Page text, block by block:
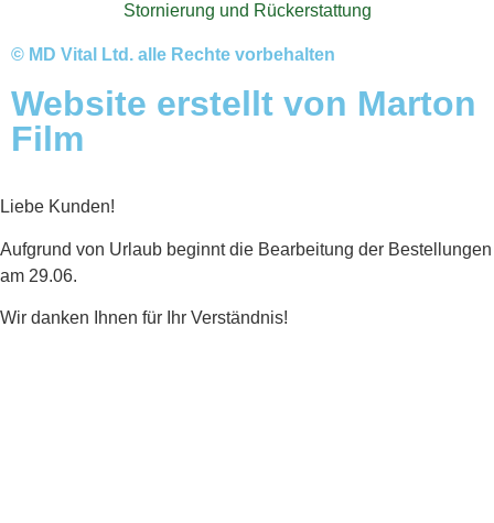
Stornierung und Rückerstattung
© MD Vital Ltd. alle Rechte vorbehalten
Website erstellt von Marton
Film
Liebe Kunden!
Aufgrund von Urlaub beginnt die Bearbeitung der Bestellungen
am 29.06.
Wir danken Ihnen für Ihr Verständnis!